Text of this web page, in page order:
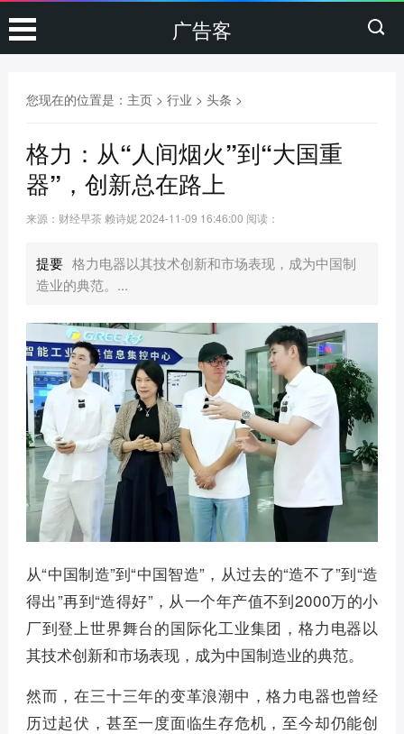
广告客
您现在的位置是： 主页> 行业 > 头条 >
格力：从“人间烟火”到“大国重
器”，创新总在路上
来源：财经早茶 赖诗妮 2024-11-09 16:46:00 阅读：
提要 格力电器以其技术创新和市场表现，成为中国制
造业的典范。...
从“中国制造”到“中国智造”，从过去的“造不了”到“造
得出”再到“造得好”，从一个年产值不到2000万的小
厂到登上世界舞台的国际化工业集团，格力电器以
其技术创新和市场表现，成为中国制造业的典范。
然而，在三十三年的变革浪潮中，格力电器也曾经
历过起伏，甚至一度面临生存危机，至今却仍能创